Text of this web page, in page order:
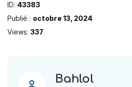
ID: 43383
Publié : octobre 13, 2024
Views: 337
Bahlol